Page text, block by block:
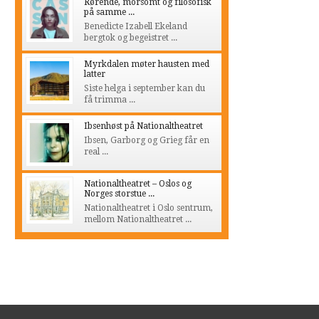
Rørende, morsomt og filosofisk
på samme ...
Benedicte Izabell Ekeland
bergtok og begeistret ...
Myrkdalen møter hausten med
latter
Siste helga i september kan du
få trimma ...
Ibsenhøst på Nationaltheatret
Ibsen, Garborg og Grieg får en
real ...
Nationaltheatret – Oslos og
Norges storstue ...
Nationaltheatret i Oslo sentrum,
mellom Nationaltheatret ...